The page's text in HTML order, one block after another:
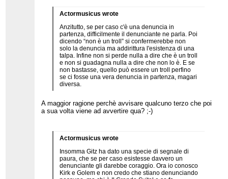
Actormusicus wrote
Anzitutto, se per caso c'è una denuncia in
partenza, difficilmente il denunciante ne parla. Poi
dicendo “non è un troll” si confermerebbe non
solo la denuncia ma addirittura l'esistenza di una
talpa. Infine non si perde nulla a dire che è un troll
e non si guadagna nulla a dire che non lo è. E se
non bastasse, quello può essere un troll perfino
se ci fosse una vera denuncia in partenza, magari
diversa.
A maggior ragione perchè avvisare qualcuno terzo che poi
a sua volta viene ad avvertire qua? ;-)
Actormusicus wrote
Insomma Gitz ha dato una specie di segnale di
paura, che se per caso esistesse davvero un
denunciante gli darebbe coraggio. Ora io conosco
Kirk e Golem e non credo che stiano denunciando